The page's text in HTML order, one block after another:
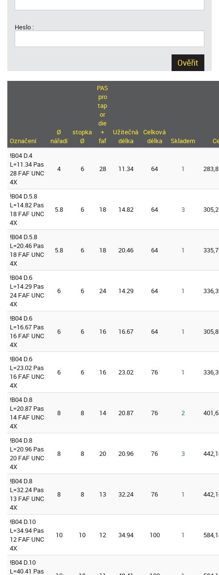
Heslo :
Ověřit
Označení
Ø
nářadí
stopka
Ø
PAS
pro
tap
or
die
+
faf
Užitečná
délka
Celková
délka
Skladem
!B04 D.4
L=11.34 Pas
28 FAF UNC
4X
4 6 28 11.34 64 1
!B04 D.5.8
L=14.82 Pas
18 FAF UNC
4X
5.8 6 18 14.82 64 3
!B04 D.5.8
L=20.46 Pas
18 FAF UNC
4X
5.8 6 18 20.46 64 1
!B04 D.6
L=14.29 Pas
24 FAF UNC
4X
6 6 24 14.29 64 1
!B04 D.6
L=16.67 Pas
16 FAF UNC
4X
6 6 16 16.67 64 1
!B04 D.6
L=23.02 Pas
16 FAF UNC
4X
6 6 16 23.02 76 1
!B04 D.8
L=20.87 Pas
14 FAF UNC
4X
8 8 14 20.87 76 2
!B04 D.8
L=20.96 Pas
20 FAF UNC
4X
8 8 20 20.96 76 3
!B04 D.8
L=32.24 Pas
13 FAF UNC
4X
8 8 13 32.24 76 1
!B04 D.10
L=34.94 Pas
12 FAF UNC
4X
10 10 12 34.94 100 1
!B04 D.10
L=40.41 Pas